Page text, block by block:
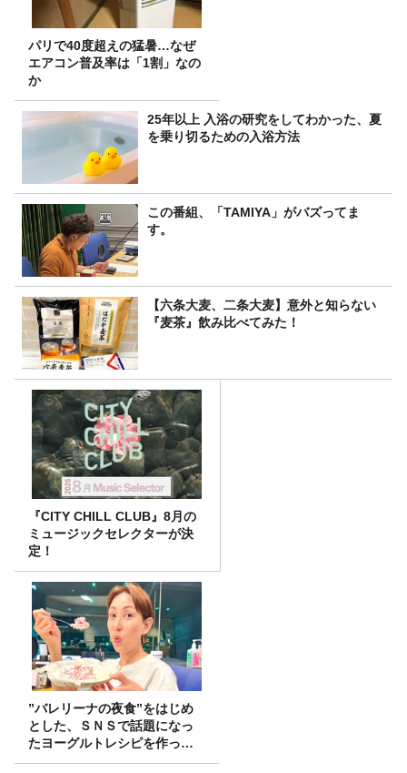
パリで40度超えの猛暑…なぜ
エアコン普及率は「1割」なの
か
25年以上 入浴の研究をしてわかった、夏
を乗り切るための入浴方法
この番組、「TAMIYA」がバズってま
す。
【六条大麦、二条大麦】意外と知らない
『麦茶』飲み比べてみた！
『CITY CHILL CLUB』8月の
ミュージックセレクターが決
定！
”バレリーナの夜食”をはじめ
とした、ＳＮＳで話題になっ
たヨーグルトレシピを作って
みた！